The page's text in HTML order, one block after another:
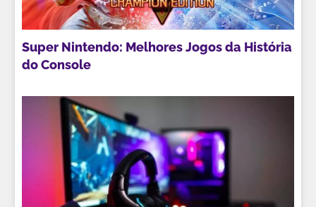
Super Nintendo: Melhores Jogos da História
do Console